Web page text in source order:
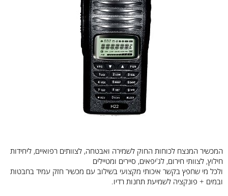
המכשיר המנצח לכוחות החוק לשמירה ואבטחה, לצוותים רפואיים, ליחידות
חילוץ, לצוותי חירום, לג'יפאים, סיירים ומטיילים
ולכל מי שחפץ בקשר איכותי מקצועי בשילוב עם מכשיר חזק עמיד בחבטות
ובמים + פונקציה לשמיעת תחנות רדיו.